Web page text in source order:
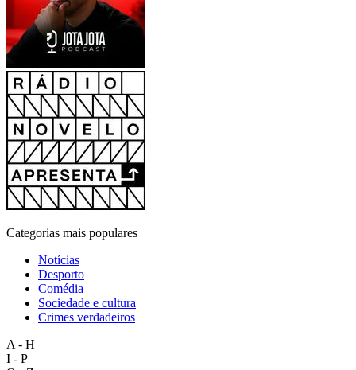
Categorias mais populares
Notícias
Desporto
Comédia
Sociedade e cultura
Crimes verdadeiros
A - H
I - P